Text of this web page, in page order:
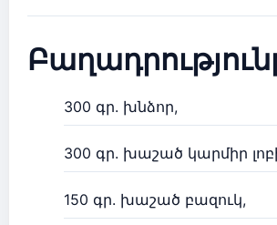
300 գր. խնձոր,
300 գր. խաշած կարմիր
150 գր. խաշած բազուկ,